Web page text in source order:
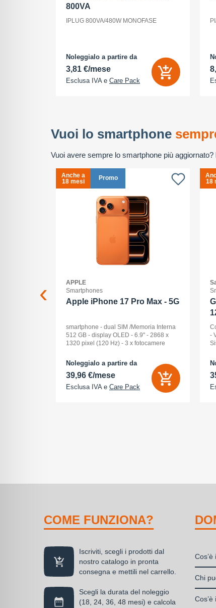
800VA
IPLUG 800VA/480W MONOFASE
Noleggialo a partire da
3,81 €/mese
Esclusa IVA e Care Pack
Vuoi lo smartphone
Vuoi avere sempre lo smartphone più aggiornato?
Anche a
18 mesi
Promo
APPLE
Smartphones
Apple iPhone 17 Pro Max - 5G
smartphone - dual SIM /Memoria Interna
512 GB - display OLED - 6.9" - 2868 x
1320 pixel (120 Hz) - 3 x fotocamere
camera 18 Megapixel - arancione
cosmico
Noleggialo a partire da
39,96 €/mese
Esclusa IVA e Care Pack
18
-
COME FUNZIONA?
Iscriviti, scegli i prodotti dal
nostro catalogo in pronta
consegna e mettili nel carrello.
Scegli la durata del noleggio
(18, 24, 36, 48 mesi) e calcola
Il
Chi
Cos’è